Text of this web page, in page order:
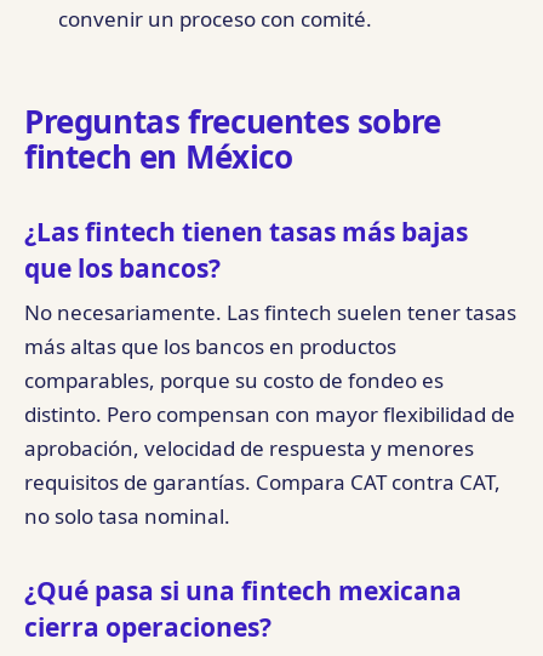
convenir un proceso con comité.
Preguntas frecuentes sobre
fintech en México
¿Las fintech tienen tasas más bajas
que los bancos?
No necesariamente. Las fintech suelen tener tasas
más altas que los bancos en productos
comparables, porque su costo de fondeo es
distinto. Pero compensan con mayor flexibilidad de
aprobación, velocidad de respuesta y menores
requisitos de garantías. Compara CAT contra CAT,
no solo tasa nominal.
¿Qué pasa si una fintech mexicana
cierra operaciones?